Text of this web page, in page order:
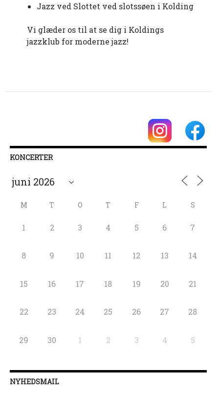
Jazz ved Slottet ved slotssøen i Kolding
Vi glæder os til at se dig i Koldings
jazzklub for moderne jazz!
KONCERTER
M T O T F L S
1 2 3 4 5 6 7
8 9 10 11 12 13 14
15 16 17 18 19 20 21
22 23 24 25 26 27 28
29 30 1 2 3 4 5
NYHEDSMAIL